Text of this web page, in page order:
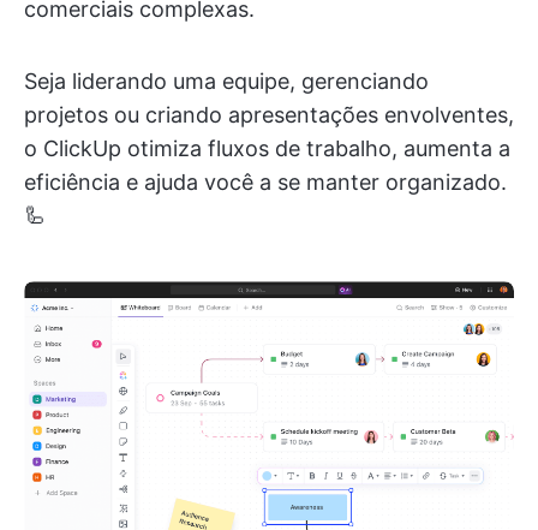
comerciais complexas.
Seja liderando uma equipe, gerenciando
projetos ou criando apresentações envolventes,
o ClickUp otimiza fluxos de trabalho, aumenta a
eficiência e ajuda você a se manter organizado.
🦾